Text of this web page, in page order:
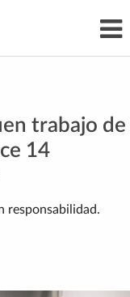
trabajo de
14
responsabilidad.